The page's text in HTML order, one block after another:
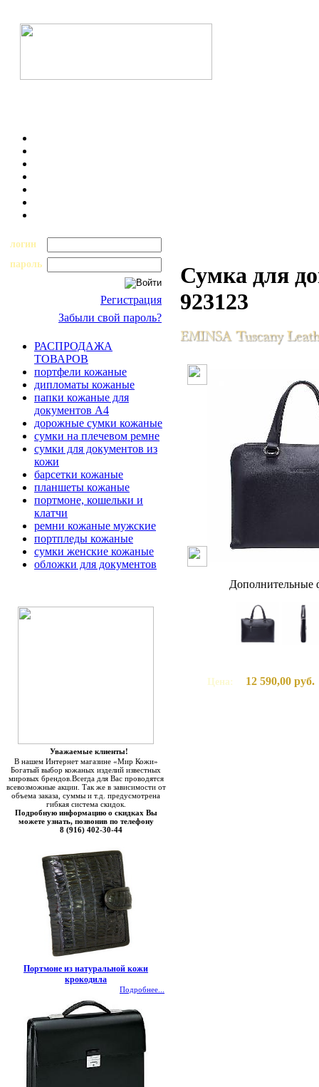
логин
пароль
Регистрация
Забыли свой пароль?
РАСПРОДАЖА
ТОВАРОВ
портфели кожаные
дипломаты кожаные
папки кожаные для
документов А4
дорожные сумки кожаные
сумки на плечевом ремне
сумки для документов из
кожи
барсетки кожаные
планшеты кожаные
портмоне, кошельки и
клатчи
ремни кожаные мужские
портпледы кожаные
сумки женские кожаные
обложки для документов
Уважаемые клиенты!
В нашем Интернет магазине «Мир Кожи»
Богатый выбор кожаных изделий известных
мировых брендов.Всегда для Вас проводятся
всевозможные акции. Так же в зависимости от
объема заказа, суммы и т.д. предусмотрена
гибкая система скидок.
Подробную информацию о скидках Вы
можете узнать, позвонив по телефону
8 (916) 402-30-44
Портмоне из натуральной кожи
крокодила
Подробнее...
Сумка для
923123
Дополнительные
Цена: 12 590,00 руб.